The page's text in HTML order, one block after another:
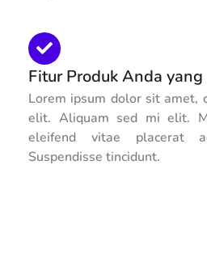
Fitur Produk Anda
Lorem ipsum dolor sit amet,
elit. Aliquam sed mi elit.
eleifend vitae placerat
Suspendisse tincidunt.